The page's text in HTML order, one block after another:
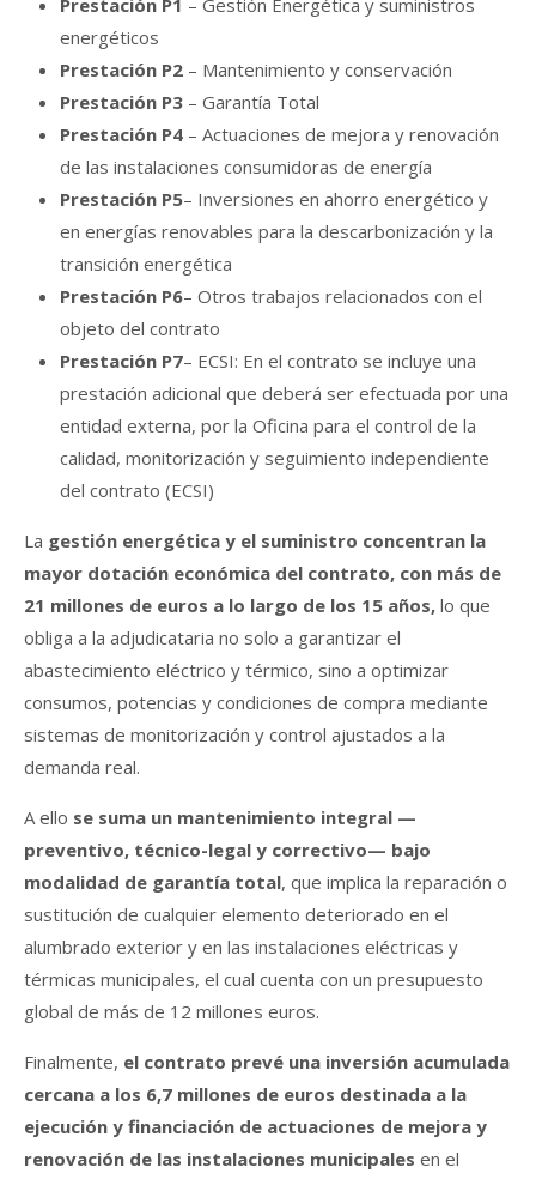
Prestación P1 – Gestión Energética y suministros
energéticos
Prestación P2 – Mantenimiento y conservación
Prestación P3 – Garantía Total
Prestación P4 – Actuaciones de mejora y renovación
de las instalaciones consumidoras de energía
Prestación P5– Inversiones en ahorro energético y
en energías renovables para la descarbonización y la
transición energética
Prestación P6– Otros trabajos relacionados con el
objeto del contrato
Prestación P7– ECSI: En el contrato se incluye una
prestación adicional que deberá ser efectuada por una
entidad externa, por la Oficina para el control de la
calidad, monitorización y seguimiento independiente
del contrato (ECSI)
La gestión energética y el suministro concentran la
mayor dotación económica del contrato, con más de
21 millones de euros a lo largo de los 15 años, lo que
obliga a la adjudicataria no solo a garantizar el
abastecimiento eléctrico y térmico, sino a optimizar
consumos, potencias y condiciones de compra mediante
sistemas de monitorización y control ajustados a la
demanda real.
A ello se suma un mantenimiento integral —
preventivo, técnico-legal y correctivo— bajo
modalidad de garantía total, que implica la reparación o
sustitución de cualquier elemento deteriorado en el
alumbrado exterior y en las instalaciones eléctricas y
térmicas municipales, el cual cuenta con un presupuesto
global de más de 12 millones euros.
Finalmente, el contrato prevé una inversión acumulada
cercana a los 6,7 millones de euros destinada a la
ejecución y financiación de actuaciones de mejora y
renovación de las instalaciones municipales en el